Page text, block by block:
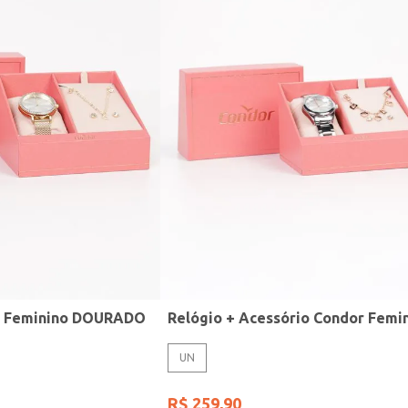
DOURADO
UN
R$ 259,90